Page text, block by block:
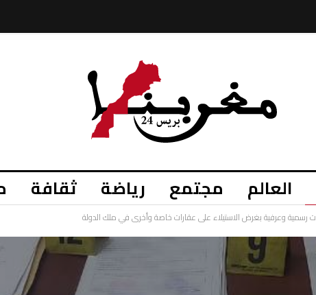
العالم مجتمع رياضة ثقافة